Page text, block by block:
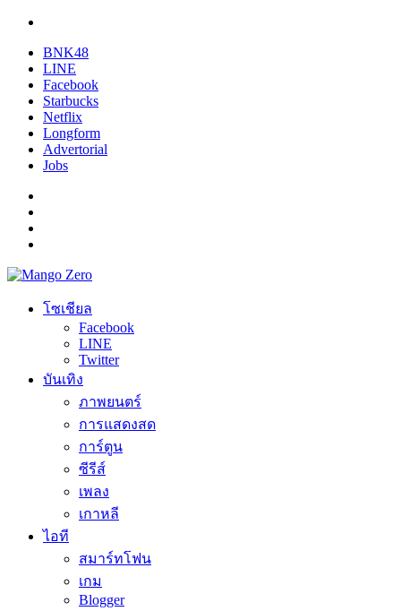
BNK48
LINE
Facebook
Starbucks
Netflix
Longform
Advertorial
Jobs
โซเชียล
Facebook
LINE
Twitter
บันเทิง
ภาพยนตร์
การแสดงสด
การ์ตูน
ซีรีส์
เพลง
เกาหลี
ไอที
สมาร์ทโฟน
เกม
Blogger